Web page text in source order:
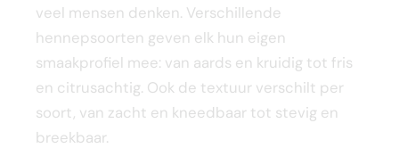
veel mensen denken. Verschillende
hennepsoorten geven elk hun eigen
smaakprofiel mee: van aards en kruidig tot fris
en citrusachtig. Ook de textuur verschilt per
soort, van zacht en kneedbaar tot stevig en
breekbaar.